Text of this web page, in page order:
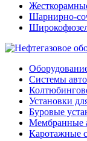
Шарнирно-
Системы
Установки
Буровые
Мембранные
Каротажные